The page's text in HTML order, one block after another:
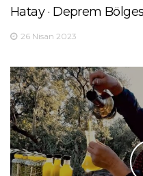
Hatay · Deprem
26 Nisan 2023